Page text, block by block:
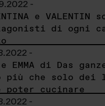
-
e VALENTIN
di ogni
-
e EMMA di Das
più che solo dei
poter cucinare
-